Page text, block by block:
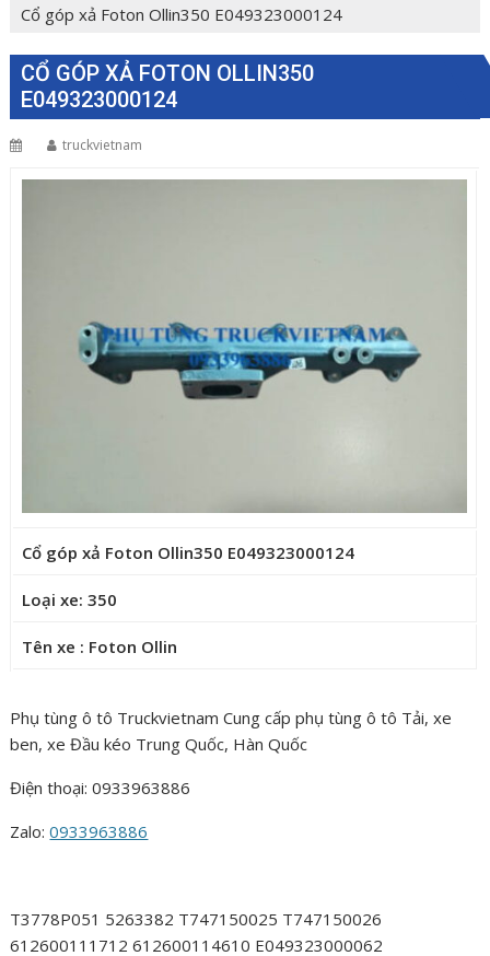
Cổ góp xả Foton Ollin350 E049323000124
CỔ GÓP XẢ FOTON OLLIN350
E049323000124
truckvietnam
Cổ góp xả Foton Ollin350 E049323000124
Loại xe: 350
Tên xe : Foton Ollin
Phụ tùng ô tô Truckvietnam Cung cấp phụ tùng ô tô Tải, xe
ben, xe Đầu kéo Trung Quốc, Hàn Quốc
Điện thoại: 0933963886
Zalo:0933963886
T3778P051 5263382 T747150025 T747150026
612600111712 612600114610 E049323000062